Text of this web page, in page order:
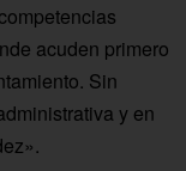
acuden primero
Sin
y en